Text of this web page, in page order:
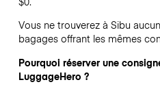
Vous ne trouverez à Sibu
bagages offrant les mêmes
Pourquoi réserver une
LuggageHero ?